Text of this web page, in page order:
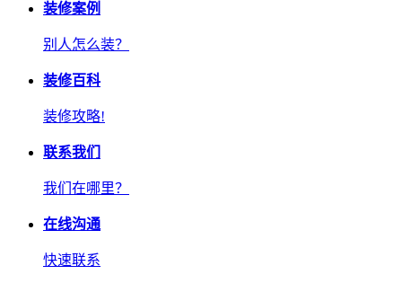
装修案例
别人怎么装？
装修百科
装修攻略!
联系我们
我们在哪里？
在线沟通
快速联系